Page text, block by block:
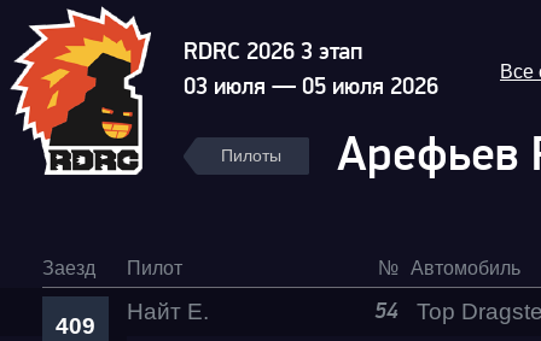
RDRC 2026 3 этап
03 июля — 05 июля 2026
Все
Пилоты Арефьев
Заезд Пилот № Автомобиль
409
Найт Е. 54